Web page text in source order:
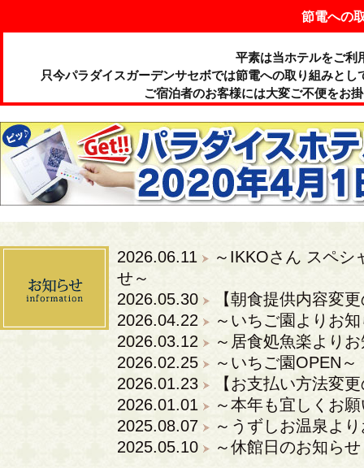
節電への
平素は当ホテルをご利
只今パラダイスガーデンサセボでは節電への取り組みと
ご宿泊者のお客様には大変ご不便をお
2026.06.11
～IKKOさん スペシ
せ～
2026.05.30
【朝食提供内容変
2026.04.22
～いちご園よりお
2026.03.12
～居食処魚楽より
2026.02.25
～いちご園OPEN～
2026.01.23
【お支払い方法変
2026.01.01
～本年も宜しくお
2025.08.07
～うずしお温泉よ
2025.05.10
～休館日のお知ら